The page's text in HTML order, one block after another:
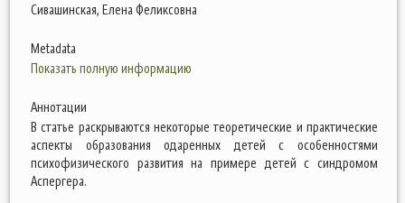
Сивашинская, Елена Феликсовна
Metadata
Показать полную информацию
Аннотации
В статье раскрываются некоторые теоретические и практические
аспекты образования одаренных детей с особенностями
психофизического развития на примере детей с синдромом
Аспергера.